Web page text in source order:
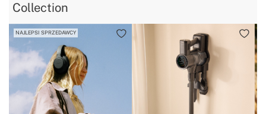
Collection
NAJLEPSI SPRZEDAWCY